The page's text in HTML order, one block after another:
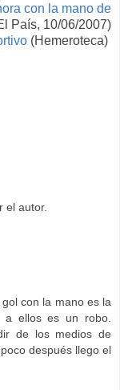
con la mano de
País, 10/06/2007)
(Hemeroteca)
el autor.
con la mano es la
ellos es un robo.
de los medios de
después llego el